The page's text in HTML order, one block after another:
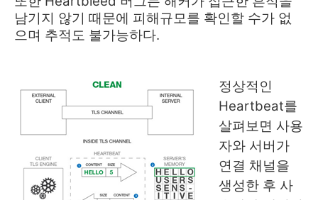
남기지 않기 때문에 피해규모를 확인할 수가 없
으며 추적도 불가능하다.
정상적인
Heartbeat를
살펴보면 사용
자와 서버가
연결 채널을
생성한 후 사